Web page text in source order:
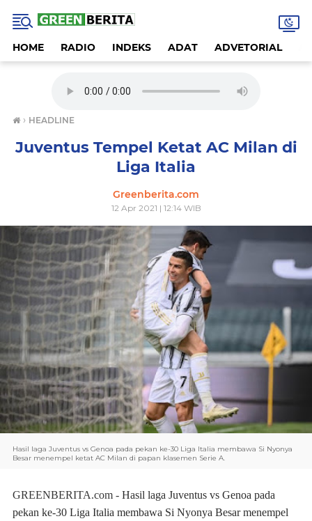
HOME RADIO INDEKS ADAT ADVETORIAL
› HEADLINE
Juventus Tempel Ketat AC Milan di
Liga Italia
Greenberita.com
12 Apr 2021 | 12:14 WIB
Hasil laga Juventus vs Genoa pada pekan ke-30 Liga Italia membawa Si Nyonya
Besar menempel ketat AC Milan di papan klasemen Serie A.
GREENBERITA.com - Hasil laga Juventus vs Genoa pada
pekan ke-30 Liga Italia membawa Si Nyonya Besar menempel